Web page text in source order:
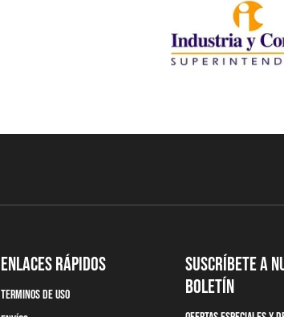
Enlaces Rápidos
terminos de uso
Suscríbete a
boletín